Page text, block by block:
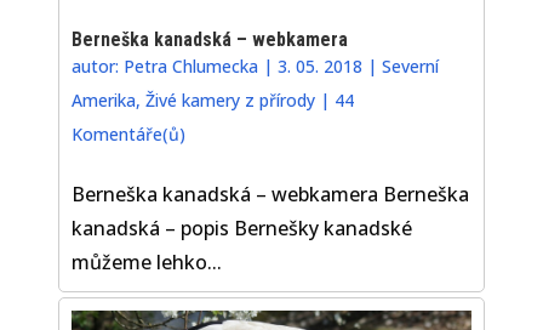
Berneška kanadská – webkamera
autor: Petra Chlumecka |3. 05. 2018 |Severní
Amerika,Živé kamery z přírody | 44
Komentáře(ů)
Berneška kanadská – webkamera Berneška
kanadská – popis Bernešky kanadské
můžeme lehko...